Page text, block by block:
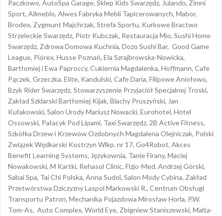
Paczkowo, AutoSpa Garage, Sklep Kids Swarzędz, Julando, Zimni
Sport, Allmeblo, Alwes Fabryka Mebli Tapicerowanych, Mabor,
Brodex, Zygmunt Majchrzak, Strefa Sportu, Kurkowe Bractwo
Strzeleckie Swarzędz, Piotr Kubczak, Restauracja Mio, Sushi Home
Swarzędz, Zdrowa Domowa Kuchnia, Dozo Sushi Bar, Good Game
League, Piórex, Husse Poznań, Ela Szrajbrowska-Nowicka,
Bartłomiej i Ewa Paproccy, Cukiernia Magdalenka, Hoffmann, Cafe
Pączek, Grzeczka, Elite, Kandulski, Cafe Daria, Filipowe Aniołowo,
Bzyk Rider Swarzędz, Stowarzyszenie Przyjaciół Specjalnej Troski,
Zakład Szklarski Bartłomiej Kijak, Blachy Pruszyński, Jan
Kułakowski, Salon Urody Mariusz Nowacki, Eurohotel, Hotel
Ossowski, Pałacyk Pod Lipami, Taxi Swarzędz, 2B Active Fitness,
Szkółka Drzew i Krzewów Ozdobnych Magdalena Olejniczak, Polski
Związek Wędkarski Kostrzyn Wlkp. nr 17, Go4Robot, Akces
Benefit Learning Systems, Językownia, Tanie Firany, Maciej
Nowakowski, M Kartki, Rehasol Clinic, Fizjo-Med. Andrzej Górski,
Sabai Spa, Tai Chi Polska, Anna Sudol, Salon Mody Cybina, Zakład
Przetwórstwa Dziczyzny Laspol Markowski R., Centrum Obsługi
Transportu Patron, Mechanika Pojazdowa Mirosław Horla, P.W.
Tom-As, Auto Complex, World Eye, Zbigniew Staniszewski, Malta-